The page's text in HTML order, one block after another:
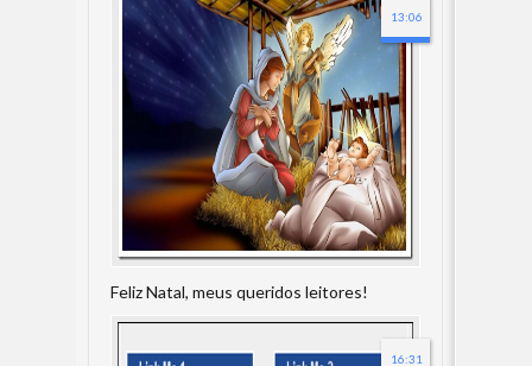
Feliz Natal, meus queridos leitores!
13:06
16:31